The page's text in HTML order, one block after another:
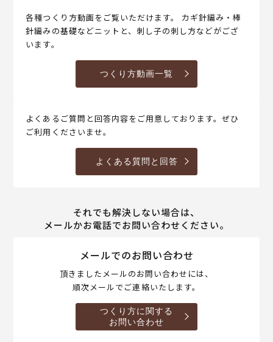
各種つくり方動画をご覧いただけます。 カギ針編み・棒
針編みの基礎などニットと、刺し子の刺し方などがござ
います。
つくり方動画一覧
よくあるご質問と回答内容をご用意しております。ぜひ
ご利用くださいませ。
よくある質問と回答
それでも解決しない場合は、
メールかお電話でお問い合わせください。
メールでのお問い合わせ
頂きましたメールのお問い合わせには、
順次メールでご連絡いたします。
つくり方に関する
お問い合わせ